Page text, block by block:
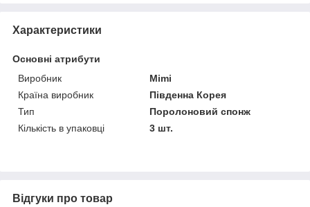
Характеристики
Основні атрибути
Виробник
Mimi
Країна виробник
Південна Корея
Тип
Поролоновий спонж
Кількість в упаковці
3 шт.
Відгуки про товар